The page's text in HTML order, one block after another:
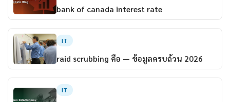
bank of canada interest rate
IT
raid scrubbing คือ — ข้อมูลครบถ้วน 2026
IT